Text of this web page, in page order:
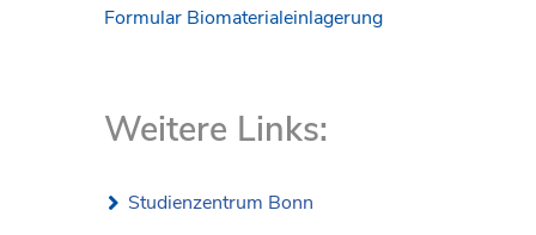
Formular Biomaterialeinlagerung
Weitere Links:
Studienzentrum Bonn